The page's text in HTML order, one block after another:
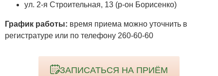
ул. 2-я Строительная, 13 (р-он Борисенко)
График работы: время приема можно уточнить в
регистратуре или по телефону 260-60-60
ЗАПИСАТЬСЯ НА ПРИЁМ